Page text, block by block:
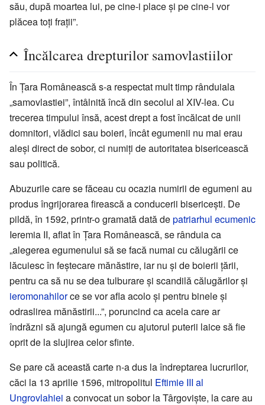
său, după moartea lui, pe cine-i place și pe cine-l vor
plăcea toți frații”.
Încălcarea drepturilor samovlastiilor
În Țara Românească s-a respectat mult timp rânduiala
„samovlastiei”, întâlnită încă din secolul al XIV-lea. Cu
trecerea timpului însă, acest drept a fost încălcat de unii
domnitori, vlădici sau boieri, încât egumenii nu mai erau
aleși direct de sobor, ci numiți de autoritatea bisericească
sau politică.
Abuzurile care se făceau cu ocazia numirii de egumeni au
produs îngrijorarea firească a conducerii bisericești. De
pildă, în 1592, printr-o gramată dată depatriarhul ecumenic
Ieremia II, aflat în Țara Românească, se rânduia ca
„alegerea egumenului să se facă numai cu călugării ce
lăcuiesc în feștecare mănăstire, iar nu și de boierii țării,
pentru ca să nu se dea tulburare și scandilă călugărilor și
ieromonahilorce se vor afla acolo și pentru binele și
odraslirea mănăstirii...”, poruncind ca acela care ar
îndrăzni să ajungă egumen cu ajutorul puterii laice să fie
oprit de la slujirea celor sfinte.
Se pare că această carte n-a dus la îndreptarea lucrurilor,
căci la 13 aprilie 1596, mitropolitul Eftimie III al
Ungrovlahiei a convocat un sobor la Târgoviște, la care au